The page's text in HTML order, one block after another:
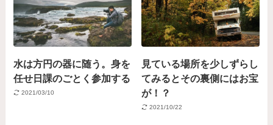
水は方円の器に随う。身を
任せ日課のごとく参加する
2021/03/10
見ている場所を少しずらし
てみるとその裏側にはお宝
が！？
2021/10/22